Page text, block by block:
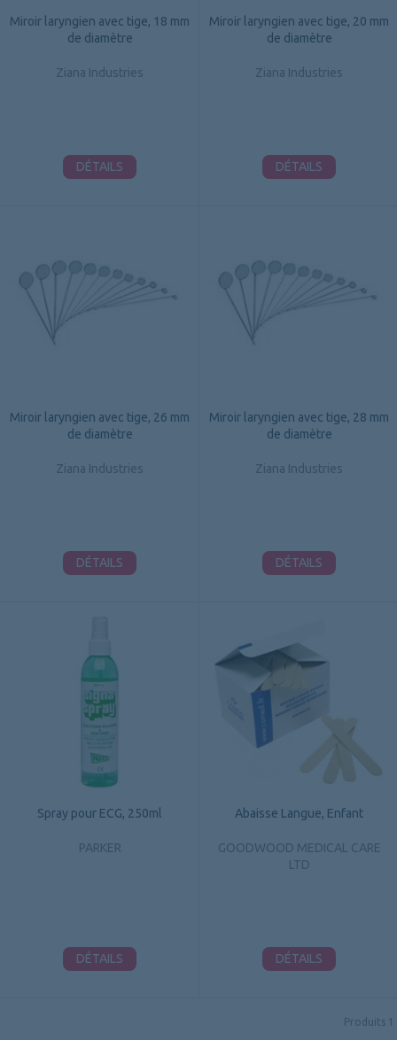
Miroir laryngien avec tige, 18 mm
de diamètre
Ziana Industries
DÉTAILS
Miroir laryngien avec tige, 20 mm
de diamètre
Ziana Industries
DÉTAILS
Miroir laryngien avec tige, 26 mm
de diamètre
Ziana Industries
DÉTAILS
Miroir laryngien avec tige, 28 mm
de diamètre
Ziana Industries
DÉTAILS
Spray pour ECG, 250ml
PARKER
DÉTAILS
Abaisse Langue, Enfant
GOODWOOD MEDICAL CARE
LTD
DÉTAILS
Produits 1